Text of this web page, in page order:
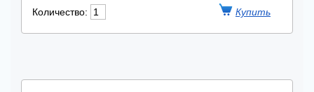
Количество: